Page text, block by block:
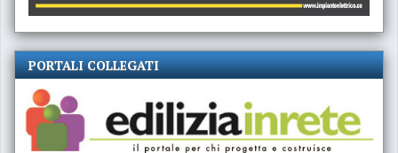
PORTALI COLLEGATI